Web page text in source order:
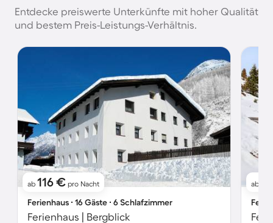
Entdecke preiswerte Unterkünfte mit hoher Qualität
und bestem Preis-Leistungs-Verhältnis.
ab 116 € pro Nacht
Ferienhaus ∙ 16 Gäste ∙ 6 Schlafzimmer
Ferienhaus | Bergblick
ab